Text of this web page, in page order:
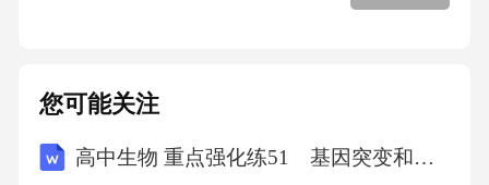
C.诚实守信
您可能关注
高中生物 重点强化练51 基因突变和基因重组